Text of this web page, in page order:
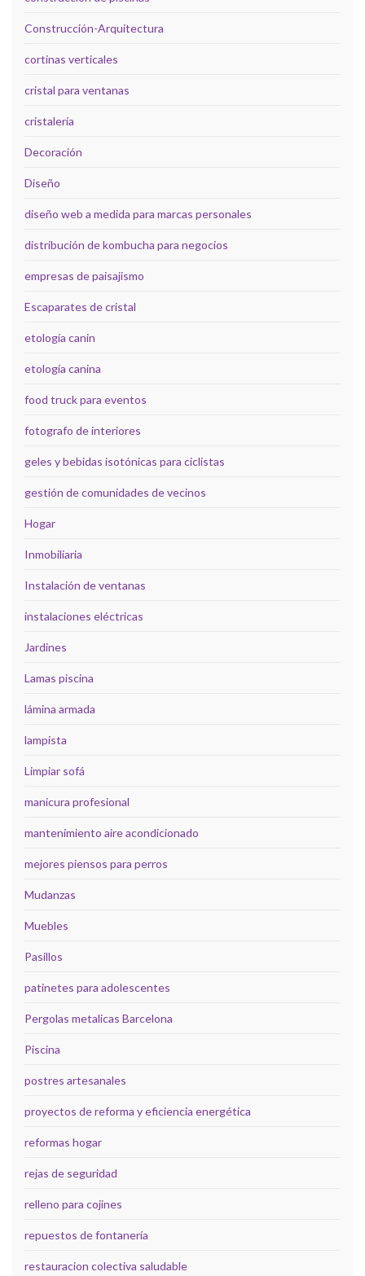
Construcción-Arquitectura
cortinas verticales
cristal para ventanas
cristalería
Decoración
Diseño
diseño web a medida para marcas personales
distribución de kombucha para negocios
empresas de paisajismo
Escaparates de cristal
etología canin
etología canina
food truck para eventos
fotografo de interiores
geles y bebidas isotónicas para ciclistas
gestión de comunidades de vecinos
Hogar
Inmobiliaria
Instalación de ventanas
instalaciones eléctricas
Jardines
Lamas piscina
lámina armada
lampista
Limpiar sofá
manicura profesional
mantenimiento aire acondicionado
mejores piensos para perros
Mudanzas
Muebles
Pasillos
patinetes para adolescentes
Pergolas metalicas Barcelona
Piscina
postres artesanales
proyectos de reforma y eficiencia energética
reformas hogar
rejas de seguridad
relleno para cojines
repuestos de fontanería
restauracion colectiva saludable